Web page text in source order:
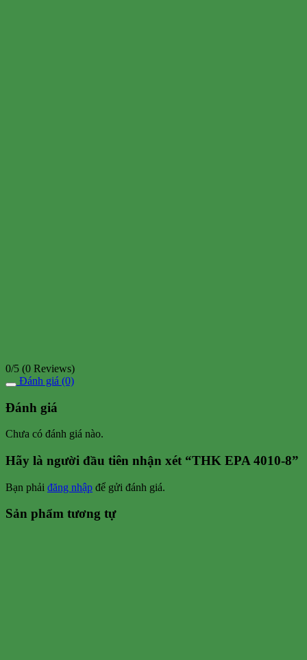
0/5 (0 Reviews)
Đánh giá (0)
Đánh giá
Chưa có đánh giá nào.
Hãy là người đầu tiên nhận xét “THK EPA 4010-8”
Bạn phải đăng nhập để gửi đánh giá.
Sản phẩm tương tự